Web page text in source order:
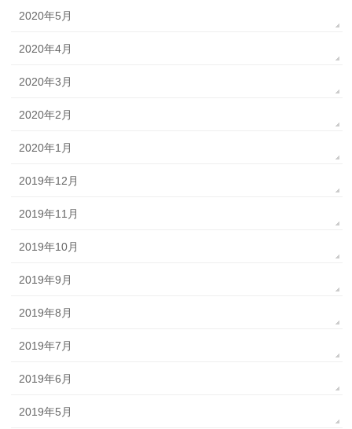
2020年5月
2020年4月
2020年3月
2020年2月
2020年1月
2019年12月
2019年11月
2019年10月
2019年9月
2019年8月
2019年7月
2019年6月
2019年5月